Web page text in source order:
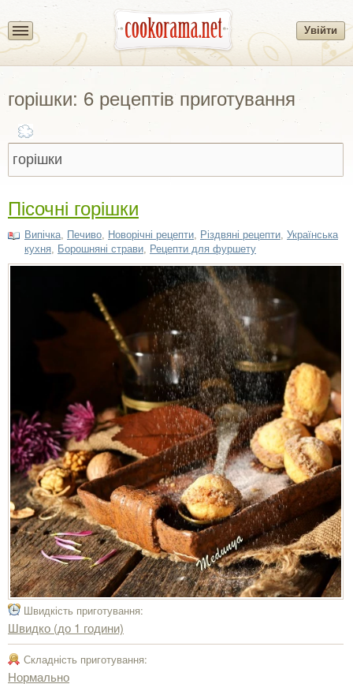
Увійти
горішки: 6 рецептів приготування
Пісочні горішки
Випічка, Печиво, Новорічні рецепти, Різдвяні рецепти, Українська
кухня, Борошняні страви, Рецепти для фуршету
Швидкість приготування:
Швидко (до 1 години)
Складність приготування:
Нормально